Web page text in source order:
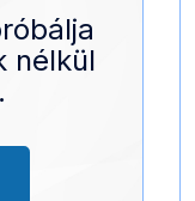
nélkül